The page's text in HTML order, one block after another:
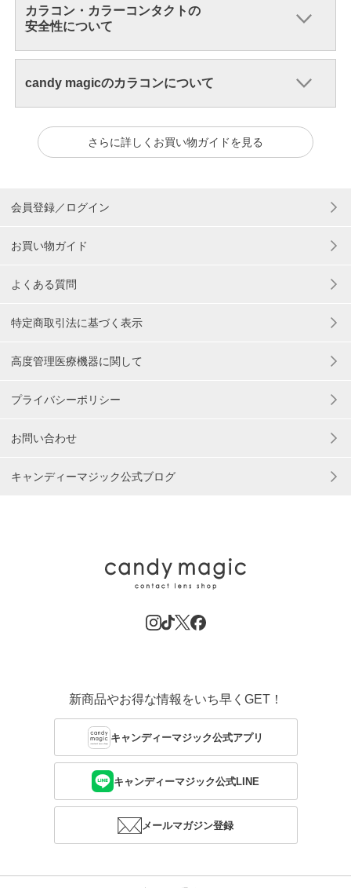
カラコン・カラーコンタクトの
安全性について
candy magicのカラコンについて
さらに詳しくお買い物ガイドを見る
会員登録／ログイン
お買い物ガイド
よくある質問
特定商取引法に基づく表示
高度管理医療機器に関して
プライバシーポリシー
お問い合わせ
キャンディーマジック公式ブログ
新商品やお得な情報をいち早くGET！
キャンディーマジック公式アプリ
キャンディーマジック公式LINE
メールマガジン登録